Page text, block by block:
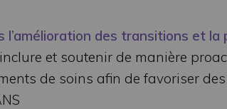
des transitions et la
et soutenir de manière
de soins afin de favoriser des